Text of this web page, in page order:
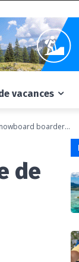
vacances
boarder...
de